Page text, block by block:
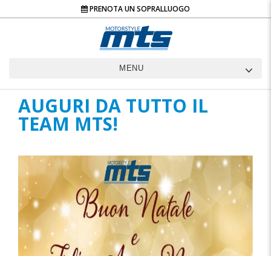
PRENOTA UN SOPRALLUOGO
MENU
AUGURI DA TUTTO IL
TEAM MTS!